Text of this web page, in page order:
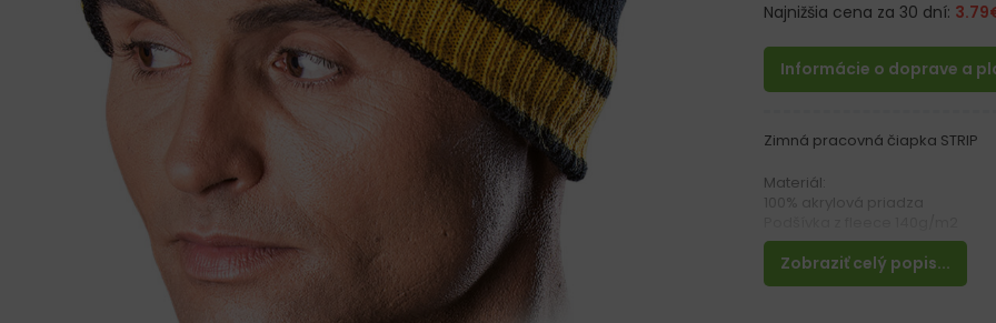
Najnižšia cena za 30 dní: 3.79
Informácie o doprave a
Zobraziť celý popis...
Zimná pracovná čiapka STRIP
Materiál:
100% akrylová priadza
Vlastnosti:
– Teplá zimná čiapka